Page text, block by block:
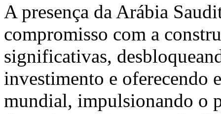
A presença da Arábia
compromisso com a
significativas,
investimento e oferecendo
mundial, impulsionando o